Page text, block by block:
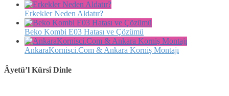
Erkekler Neden Aldatır?
Beko Kombi E03 Hatası ve Çözümü
AnkaraKornisci.Com & Ankara Korniş Montajı
Âyetü’l Kürsî Dinle